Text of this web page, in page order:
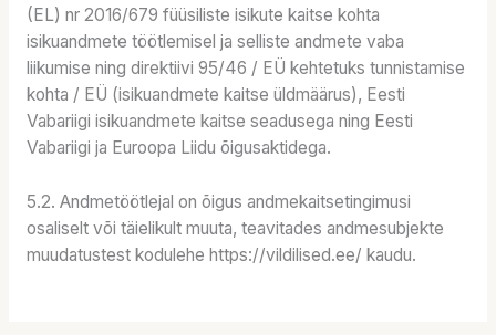
(EL) nr 2016/679 füüsiliste isikute kaitse kohta
isikuandmete töötlemisel ja selliste andmete vaba
liikumise ning direktiivi 95/46 / EÜ kehtetuks tunnistamise
kohta / EÜ (isikuandmete kaitse üldmäärus), Eesti
Vabariigi isikuandmete kaitse seadusega ning Eesti
Vabariigi ja Euroopa Liidu õigusaktidega.
5.2. Andmetöötlejal on õigus andmekaitsetingimusi
osaliselt või täielikult muuta, teavitades andmesubjekte
muudatustest kodulehe https://vildilised.ee/ kaudu.